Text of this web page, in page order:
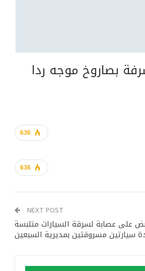
بصاروخ موجه ردا
636
636
NEXT POST
على عصابة لسرقة السيارات متلبسة
سيارتين مسروقتين بمديرية السبعين